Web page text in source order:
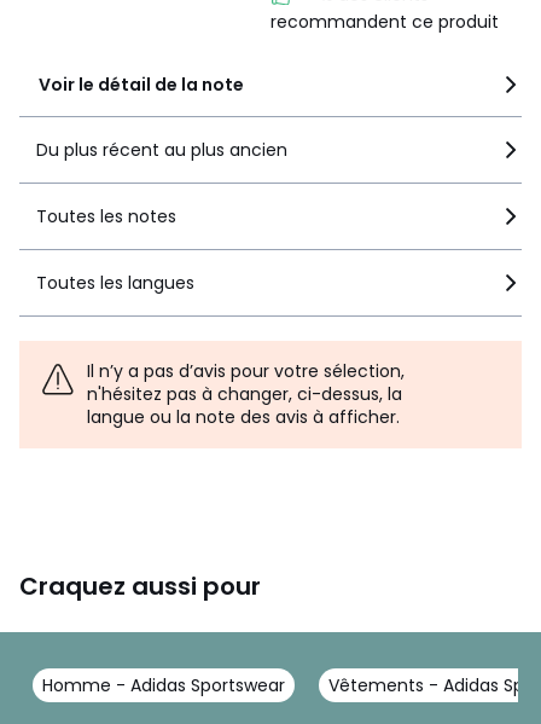
recommandent ce produit
Voir le détail de la note
Du plus récent au plus ancien
Toutes les notes
Toutes les langues
Il n’y a pas d’avis pour votre sélection,
n'hésitez pas à changer, ci-dessus, la
langue ou la note des avis à afficher.
Craquez aussi pour
Homme - Adidas Sportswear Vêtements - Adidas